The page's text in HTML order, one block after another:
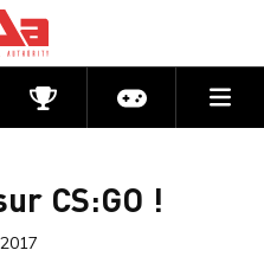
CompétitionsActu jeux
CS:GO !